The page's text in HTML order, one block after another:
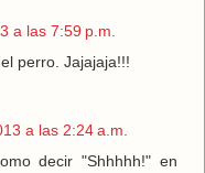
a las 7:59 p.m.
perro. Jajajaja!!!
a las 2:24 a.m.
decir "Shhhhh!" en